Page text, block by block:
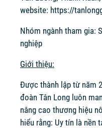
website: https://
Nhóm ngành tham gia:
nghiệp
Giới thiệu:
Được thành lập từ năm
đoàn Tân Long luôn
nâng cao thương hiệu
hiểu rằng: Uy tín là nền